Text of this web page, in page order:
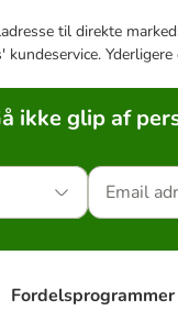
til direkte
ikke glip af
Fordelsprogrammer